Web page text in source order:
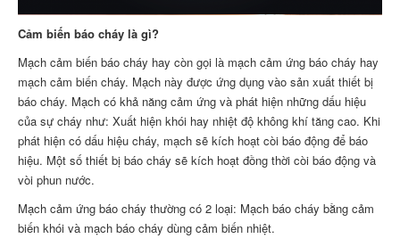
Cảm biến báo cháy là gì?
Mạch cảm biến báo cháy hay còn gọi là mạch cảm ứng báo cháy hay
mạch cảm biến cháy. Mạch này được ứng dụng vào sản xuất thiết bị
báo cháy. Mạch có khả năng cảm ứng và phát hiện những dấu hiệu
của sự cháy như: Xuất hiện khói hay nhiệt độ không khí tăng cao. Khi
phát hiện có dấu hiệu cháy, mạch sẽ kích hoạt còi báo động để báo
hiệu. Một số thiết bị báo cháy sẽ kích hoạt đồng thời còi báo động và
vòi phun nước.
Mạch cảm ứng báo cháy thường có 2 loại: Mạch báo cháy bằng cảm
biến khói và mạch báo cháy dùng cảm biến nhiệt.